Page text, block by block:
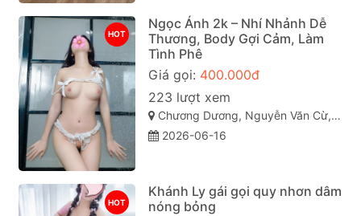
HOT
Ngọc Ánh 2k – Nhí Nhảnh Dễ
Thương, Body Gợi Cảm, Làm
Tình Phê
Giá gọi: 400.000đ
223 lượt xem
Chương Dương, Nguyễn Văn Cừ, TP Quy Nhơn
2026-06-16
HOT
Khánh Ly gái gọi quy nhơn dâm
nóng bỏng